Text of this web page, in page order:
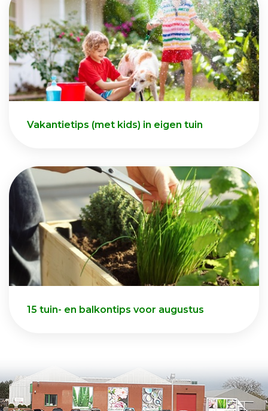
Vakantietips (met kids) in eigen tuin
15 tuin- en balkontips voor augustus